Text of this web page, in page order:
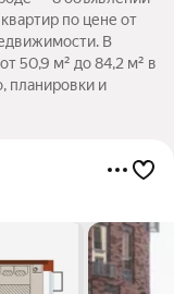
по цене от
В
50,9 м² до 84,2 м² в
планировки и